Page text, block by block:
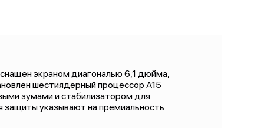
экраном диагональю 6,1 дюйма,
шестиядерный процессор А15
зумами и стабилизатором для
защиты указывают на премиальность